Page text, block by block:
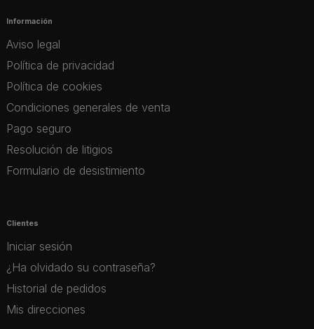
Información
Aviso legal
Política de privacidad
Política de cookies
Condiciones generales de venta
Pago seguro
Resolución de litigios
Formulario de desistimiento
Clientes
Iniciar sesión
¿Ha olvidado su contraseña?
Historial de pedidos
Mis direcciones